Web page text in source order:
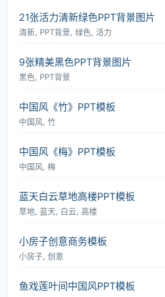
21张活力清新绿色PPT背景图片
清新, PPT背景, 绿色, 活力
9张精美黑色PPT背景图片
黑色, PPT背景
中国风《竹》PPT模板
中国风, 竹
中国风《梅》PPT模板
中国风, 梅
蓝天白云草地高楼PPT模板
草地, 蓝天, 白云, 高楼
小房子创意商务模板
小房子, 创意
鱼戏莲叶间中国风PPT模板